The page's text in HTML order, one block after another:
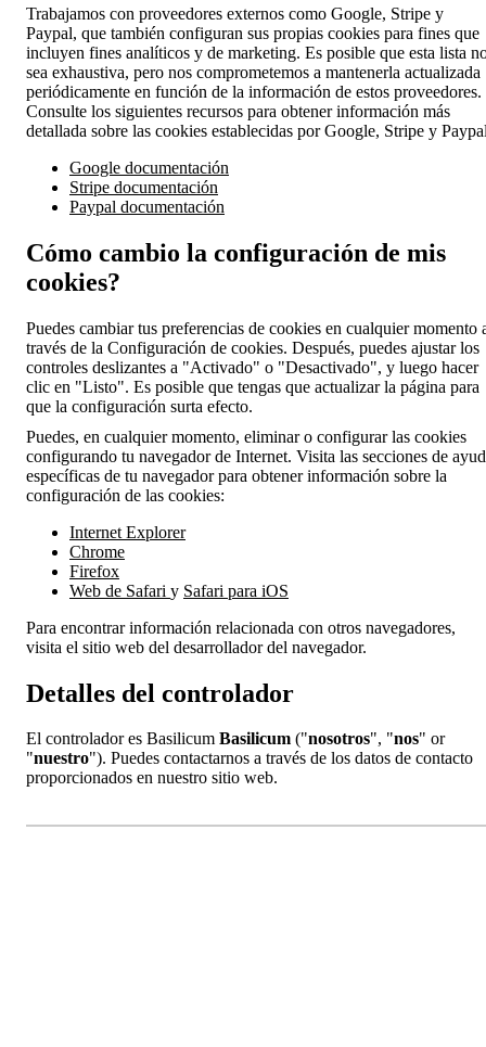
Trabajamos con proveedores externos como Google, Stripe y
Paypal, que también configuran sus propias cookies para fines que
incluyen fines analíticos y de marketing. Es posible que esta lista
sea exhaustiva, pero nos comprometemos a mantenerla actualizada
periódicamente en función de la información de estos proveedores.
Consulte los siguientes recursos para obtener información más
detallada sobre las cookies establecidas por Google, Stripe y
Google documentación
Stripe documentación
Paypal documentación
Cómo cambio la configuración de mis
cookies?
Puedes cambiar tus preferencias de cookies en cualquier momento
través de la Configuración de cookies. Después, puedes ajustar los
controles deslizantes a "Activado" o "Desactivado", y luego hacer
clic en "Listo". Es posible que tengas que actualizar la página para
que la configuración surta efecto.
Puedes, en cualquier momento, eliminar o configurar las cookies
configurando tu navegador de Internet. Visita las secciones de
específicas de tu navegador para obtener información sobre la
configuración de las cookies:
Internet Explorer
Chrome
Firefox
Web de Safari y Safari para iOS
Para encontrar información relacionada con otros navegadores,
visita el sitio web del desarrollador del navegador.
Detalles del controlador
El controlador es Basilicum Basilicum ("nosotros", "nos" or
"nuestro"). Puedes contactarnos a través de los datos de contacto
proporcionados en nuestro sitio web.